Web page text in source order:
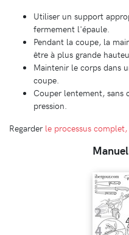
Utiliser un support
fermement l'épaule.
Pendant la coupe, la
être à plus grande
Maintenir le corps dans
coupe.
Couper lentement, sans
pression.
Regarder le processus complet,